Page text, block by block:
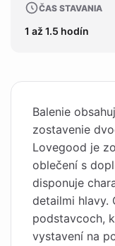
ČAS STAVANIA
1 až 1.5 hodín
Balenie
zostavenie
Lovegood je
oblečení s
disponuje
detailmi hlavy.
podstavcoch,
vystavení na